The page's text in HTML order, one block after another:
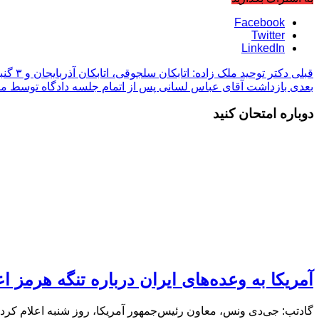
Facebook
Twitter
LinkedIn
قبلی دکتر توحید ملک زاده: اتابکان سلجوقی، اتابکان آذربایجان و ۳ گنبد اورمیه
بعدی بازداشت آقای عباس لسانی پس از اتمام جلسه دادگاه توسط
دوباره امتحان کنید
آمریکا به وعده‌های ایران درباره تنگه هرمز
گادتب: جی‌دی ونس، معاون رئیس‌جمهور آمریکا، روز شنبه اعلام کرد